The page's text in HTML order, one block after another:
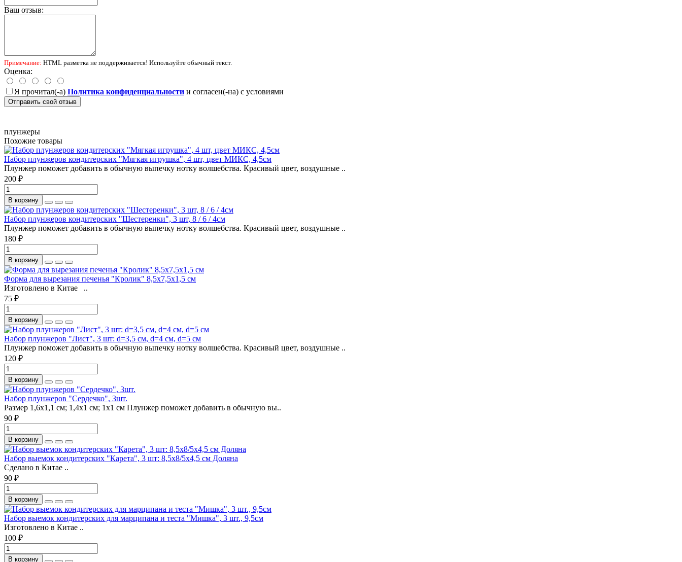
Ваш отзыв:
Примечание: HTML разметка не поддерживается! Используйте обычный текст.
Оценка:
Я прочитал(-а) Политика конфиденциальности и согласен(-на) с условиями
Отправить свой отзыв
плунжеры
Похожие товары
Набор плунжеров кондитерских "Мягкая игрушка", 4 шт, цвет МИКС, 4,5см
Плунжер поможет добавить в обычную выпечку нотку волшебства. Красивый цвет, воздушные ..
200 ₽
В корзину
Набор плунжеров кондитерских "Шестеренки", 3 шт, 8 / 6 / 4см
Плунжер поможет добавить в обычную выпечку нотку волшебства. Красивый цвет, воздушные ..
180 ₽
В корзину
Форма для вырезания печенья "Кролик" 8,5x7,5x1,5 см
Изготовлено в Китае ..
75 ₽
В корзину
Набор плунжеров "Лист", 3 шт: d=3,5 см, d=4 см, d=5 см
Плунжер поможет добавить в обычную выпечку нотку волшебства. Красивый цвет, воздушные ..
120 ₽
В корзину
Набор плунжеров "Сердечко", 3шт.
Размер 1,6х1,1 см; 1,4х1 см; 1х1 см Плунжер поможет добавить в обычную вы..
90 ₽
В корзину
Набор выемок кондитерских "Карета", 3 шт: 8,5х8/5х4,5 см Доляна
Сделано в Китае ..
90 ₽
В корзину
Набор выемок кондитерских для марципана и теста "Мишка", 3 шт., 9,5см
Изготовлено в Китае ..
100 ₽
В корзину